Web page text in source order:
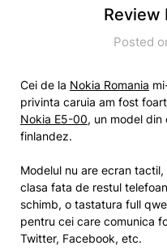
Review
Posted
Cei de la Nokia Romania
privinta caruia am fost
Nokia E5-00, un model din
finlandez.
Modelul nu are ecran
clasa fata de restul
schimb, o tastatura full
pentru cei care comunica
Twitter, Facebook, etc.